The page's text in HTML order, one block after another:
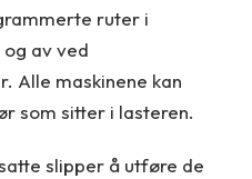
ruter i
av ved
Alle maskinene kan
som sitter i lasteren.
slipper å utføre de